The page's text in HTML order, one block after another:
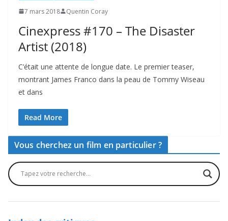
7 mars 2018 Quentin Coray
Cinexpress #170 – The Disaster
Artist (2018)
C’était une attente de longue date. Le premier teaser,
montrant James Franco dans la peau de Tommy Wiseau
et dans
Read More
Vous cherchez un film en particulier ?